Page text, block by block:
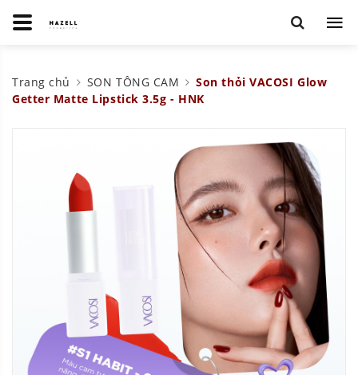
Trang chủ SON TÔNG CAM
Son thỏi VACOSI Glow
Getter Matte Lipstick 3.5g - HNK